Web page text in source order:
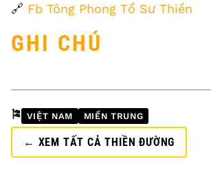
🔗 Fb Tông Phong Tổ Sư Thiền
GHI CHÚ
🎏 VIỆT NAM MIỀN TRUNG
← XEM TẤT CẢ THIỀN ĐƯỜNG